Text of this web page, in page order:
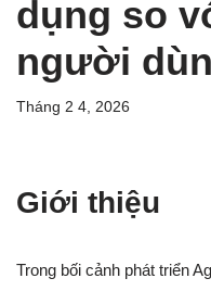
dụng so
người
Tháng 2 4, 2026
Giới thiệu
Trong bối cảnh phát triển